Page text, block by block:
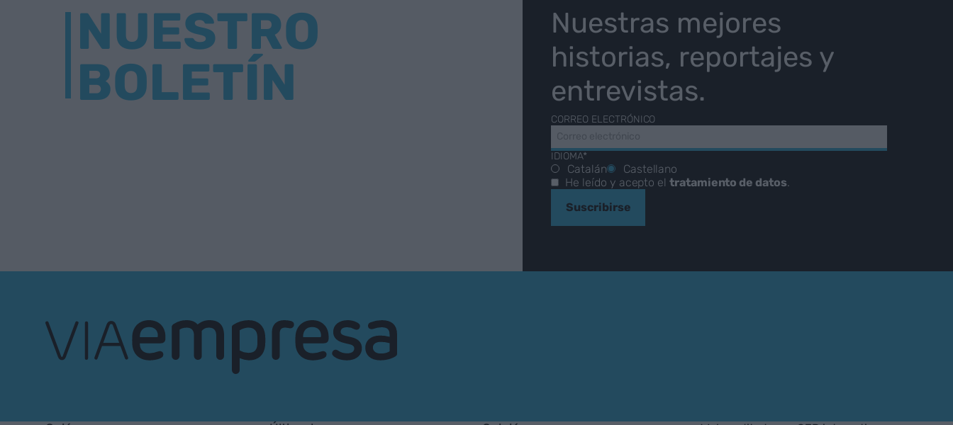
NUESTRO
BOLETÍN
Nuestras mejores
historias, reportajes y
entrevistas.
CORREO ELECTRÓNICO
IDIOMA*
Catalán
Castellano
He leído y acepto eltratamiento de datos.
Suscribirse